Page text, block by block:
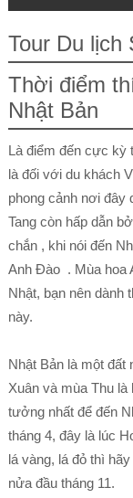
Tour Du lịch
Thời điểm
Nhật Bản
Là điểm đến cực kỳ
là đối với du khách
phong cảnh nơi đây
Tang còn hấp dẫn
chắn , khi nói đến
Anh Đào . Mùa hoa
Nhật, bạn nên dành
này.
Nhật Bản là một
Xuân và mùa Thu
tưởng nhất để đến
tháng 4, đây là lúc
lá vàng, lá đỏ thì
nửa đầu tháng 11.